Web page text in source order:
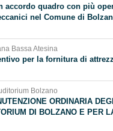
accordo quadro con più
nel Comune di
Bassa Atesina
per la fornitura di
Bolzano
ORDINARIA
DI BOLZANO E PER